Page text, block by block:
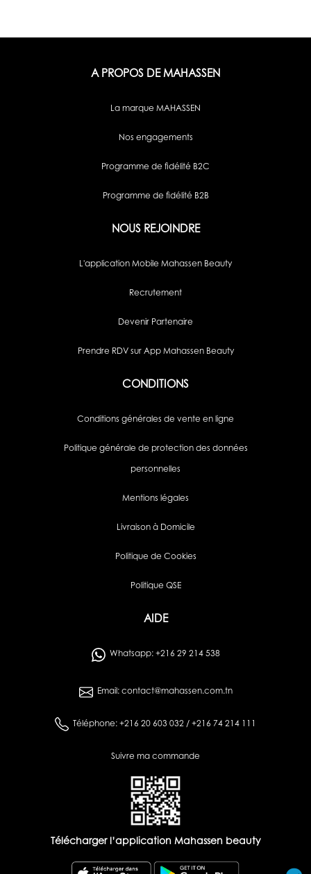
A PROPOS DE MAHASSEN
La marque MAHASSEN
Nos engagements
Programme de fidélité B2C
Programme de fidélité B2B
NOUS REJOINDRE
L'application Mobile Mahassen Beauty
Recrutement
Devenir Partenaire
Prendre RDV sur App Mahassen Beauty
CONDITIONS
Conditions générales de vente en ligne
Politique générale de protection des données
personnelles
Mentions légales
Livraison à Domicile
Politique de Cookies
Politique QSE
AIDE
Whatsapp: +216 29 214 538
Email: contact@mahassen.com.tn
Téléphone: +216 20 603 032 / +216 74 214 111
Suivre ma commande
Télécharger l’application Mahassen beauty